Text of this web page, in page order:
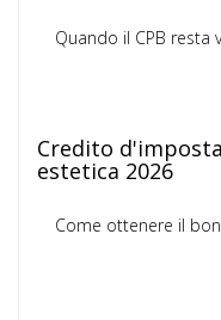
Quando il CPB resta
Credito
estetica 2026
Come ottenere il